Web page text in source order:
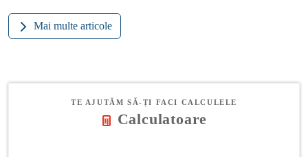
Mai multe articole
TE AJUTĂM SĂ-ȚI FACI CALCULELE
Calculatoare